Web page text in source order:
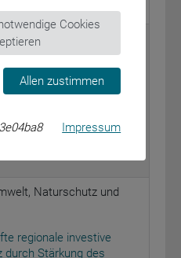
Naturschutz und
Förderung von
Naturschutz und
regionale investive
durch Stärkung des
Allen zustimmen
Impressum